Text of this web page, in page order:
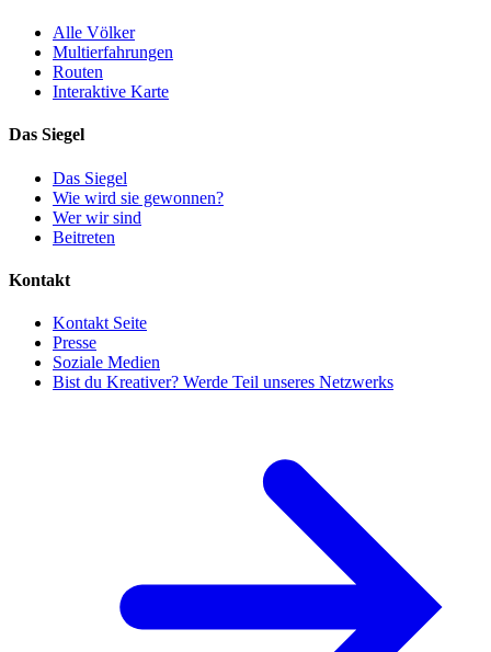
Alle Völker
Multierfahrungen
Routen
Interaktive Karte
Das Siegel
Das Siegel
Wie wird sie gewonnen?
Wer wir sind
Beitreten
Kontakt
Kontakt Seite
Presse
Soziale Medien
Bist du Kreativer? Werde Teil unseres Netzwerks